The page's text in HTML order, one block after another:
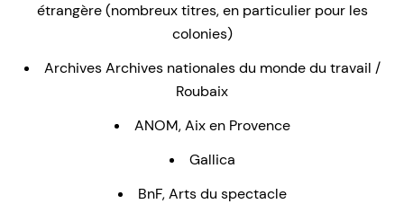
étrangère (nombreux titres, en particulier pour les
colonies)
Archives Archives nationales du monde du travail /
Roubaix
ANOM, Aix en Provence
Gallica
BnF, Arts du spectacle